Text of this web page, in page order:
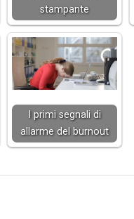
stampante
I primi segnali di
allarme del burnout